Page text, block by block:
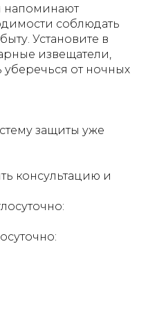
напоминают
соблюдать
Установите в
извещатели,
от ночных
защиты уже
консультацию и